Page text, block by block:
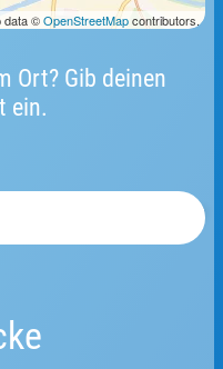
Ort? Gib deinen
ein.
data ©OpenStreetMapcontributors.